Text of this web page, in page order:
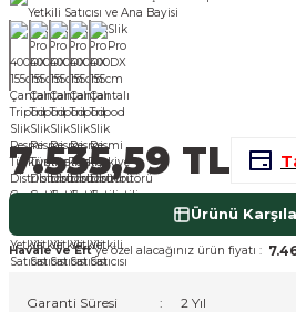
Cihazları
7.535,59 TL
Ürünü
Havale ve Eft'ye özel alacağınız ürün fiyatı :
Garanti Süresi 2 Yıl